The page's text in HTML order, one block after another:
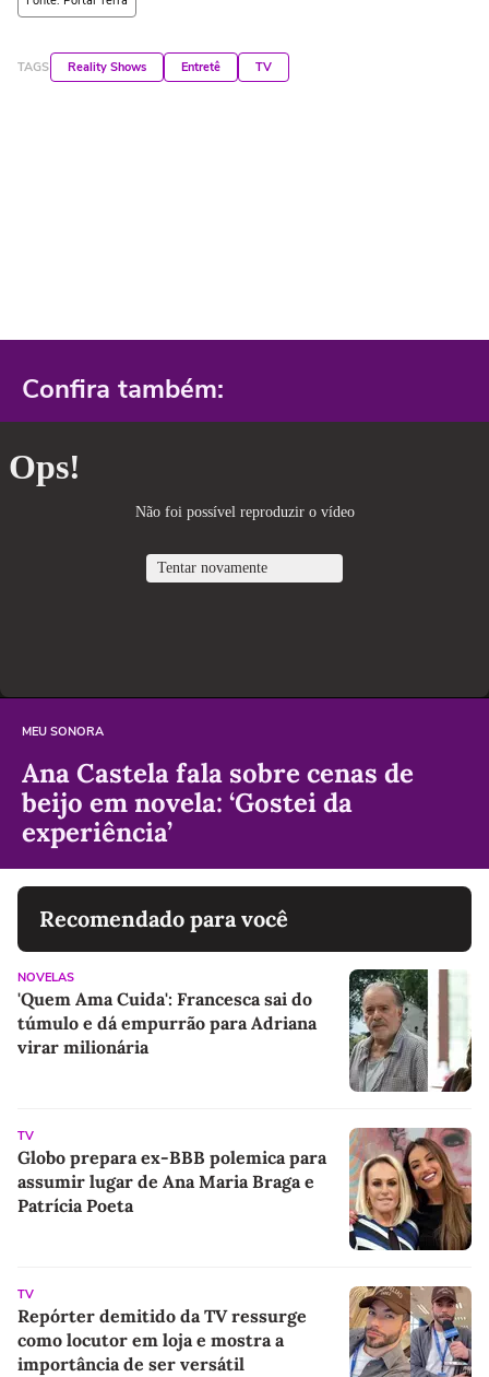
TAGS Reality Shows Entretê TV
Confira também:
MEU SONORA
Ana Castela fala sobre cenas de
beijo em novela: ‘Gostei da
experiência’
Recomendado para você
NOVELAS
'Quem Ama Cuida': Francesca sai do
túmulo e dá empurrão para Adriana
virar milionária
TV
Globo prepara ex-BBB polemica para
assumir lugar de Ana Maria Braga e
Patrícia Poeta
TV
Repórter demitido da TV ressurge
como locutor em loja e mostra a
importância de ser versátil